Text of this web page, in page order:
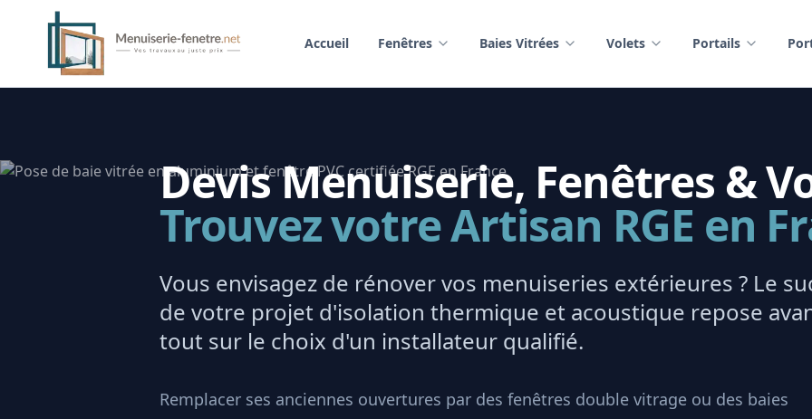
Accueil Fenêtres Baies Vitrées Volets Portails
Devis Menuiserie, Fenêtres &
Trouvez votre Artisan RGE en
Vous envisagez de rénover vos menuiseries extérieures ? Le
de votre projet d'isolation thermique et acoustique repose
tout sur le choix d'un installateur qualifié.
Remplacer ses anciennes ouvertures par des fenêtres double vitrage ou des baies